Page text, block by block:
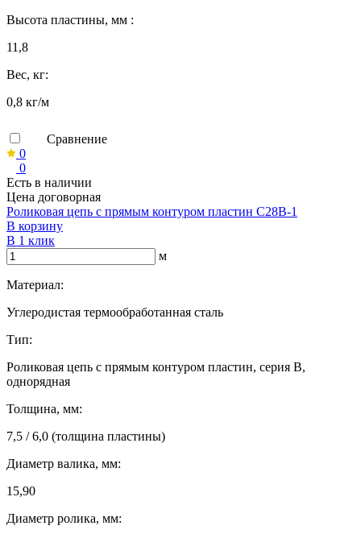
Высота пластины, мм :
11,8
Вес, кг:
0,8 кг/м
Сравнение
0
0
Есть в наличии
Цена договорная
Роликовая цепь с прямым контуром пластин C28B-1
В корзину
В 1 клик
м
Материал:
Углеродистая термообработанная сталь
Тип:
Роликовая цепь с прямым контуром пластин, серия B,
однорядная
Толщина, мм:
7,5 / 6,0 (толщина пластины)
Диаметр валика, мм:
15,90
Диаметр ролика, мм: